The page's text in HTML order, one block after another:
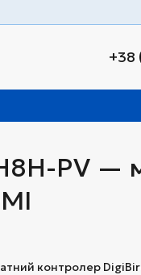
+38
PV —
контролер